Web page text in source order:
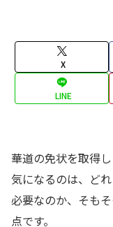
X
LINE
華道の免状を取得
気になるのは、ど
必要なのか、そも
点です。